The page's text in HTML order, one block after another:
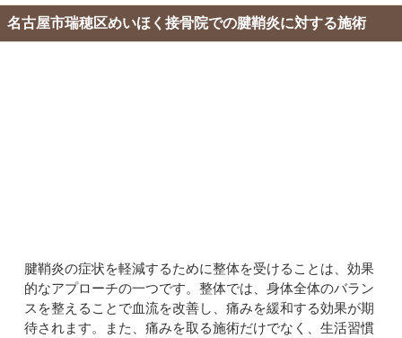
名古屋市瑞穂区めいほく接骨院での腱鞘炎に対する施術
腱鞘炎の症状を軽減するために整体を受けることは、効果
的なアプローチの一つです。整体では、身体全体のバラン
スを整えることで血流を改善し、痛みを緩和する効果が期
待されます。また、痛みを取る施術だけでなく、生活習慣